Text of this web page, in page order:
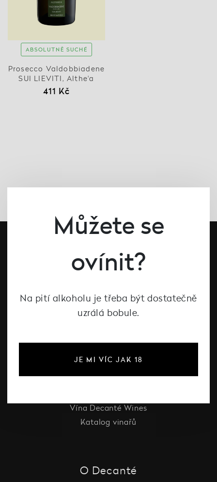
ABSOLUTNĚ SUCHÉ
Prosecco Valdobbiadene
SUI LIEVITI, Althe'a
411 Kč
Červené víno
Růžové víno
Vína Decanté Wines
Katalog vinařů
O Decanté
Můžete se
ovínit?
Na pití alkoholu je třeba být dostatečně
uzrálá bobule.
JE MI VÍC JAK 18